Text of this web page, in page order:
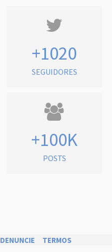
+1020
SEGUIDORES
+100K
POSTS
DENUNCIE TERMOS